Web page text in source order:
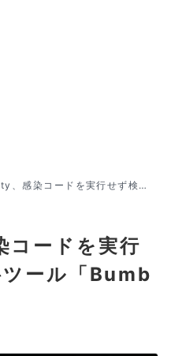
、感染コードを実行せず検出
ードを実行
ール「Bumb